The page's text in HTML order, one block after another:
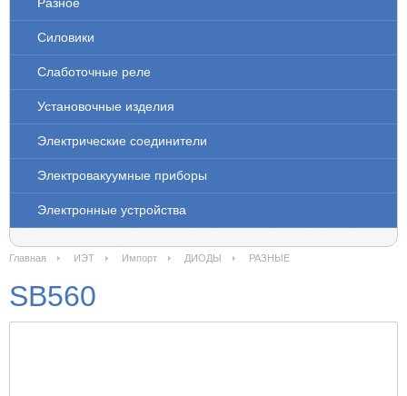
Силовики
Слаботочные реле
Установочные изделия
Электрические соединители
Электровакуумные приборы
Электронные устройства
Главная ИЭТ Импорт ДИОДЫ РАЗНЫЕ
SB560